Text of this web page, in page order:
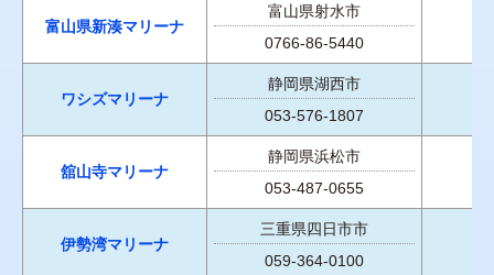
富山県新湊マリーナ
富山県射水市
0766-86-5440
ワシズマリーナ
静岡県湖西市
053-576-1807
舘山寺マリーナ
静岡県浜松市
053-487-0655
伊勢湾マリーナ
三重県四日市市
059-364-0100